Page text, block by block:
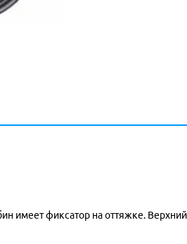
имеет фиксатор на оттяжке.